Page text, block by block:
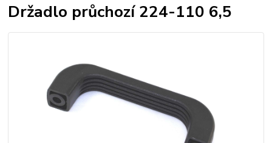
Držadlo průchozí 224-110 6,5